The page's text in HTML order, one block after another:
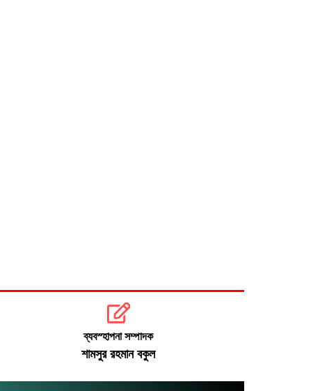
ব্যবস্হাপনা সম্পাদক
শামসুর রহমান বকুল